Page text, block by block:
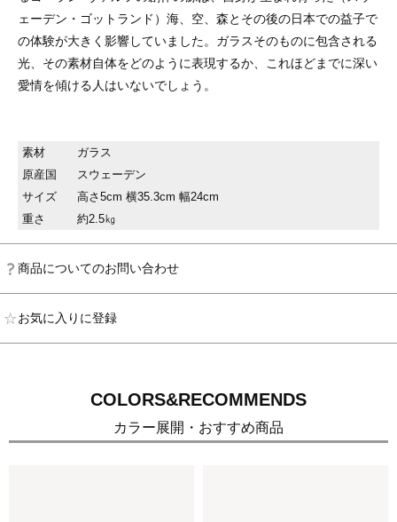
ェーデン・ゴットランド）海、空、森とその後の日本での益子で
の体験が大きく影響していました。ガラスそのものに包含される
光、その素材自体をどのように表現するか、これほどまでに深い
愛情を傾ける人はいないでしょう。
素材
ガラス
原産国
スウェーデン
サイズ
高さ5cm 横35.3cm 幅24cm
重さ
約2.5㎏
商品についてのお問い合わせ
お気に入りに登録
COLORS&RECOMMENDS
カラー展開・おすすめ商品